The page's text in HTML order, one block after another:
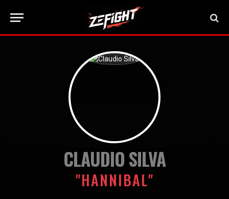
CLAUDIO SILVA
"HANNIBAL"